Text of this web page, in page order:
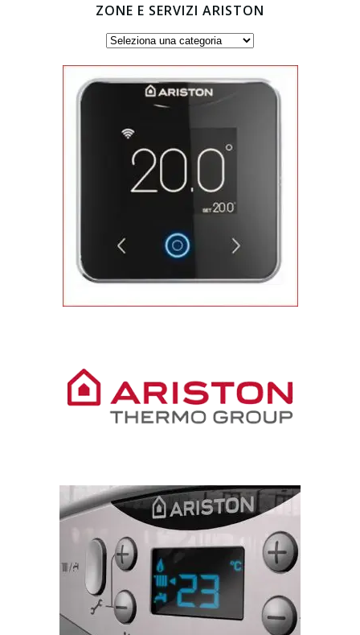
ZONE E SERVIZI ARISTON
Zone
servizi
Ariston